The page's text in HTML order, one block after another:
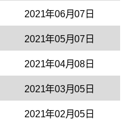
2021年06月07日
2021年05月07日
2021年04月08日
2021年03月05日
2021年02月05日